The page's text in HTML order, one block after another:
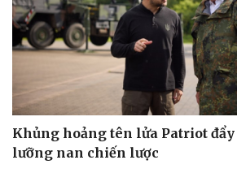
Cải chính
Khủng hoảng tên lửa Patriot đẩy
lưỡng nan chiến lược